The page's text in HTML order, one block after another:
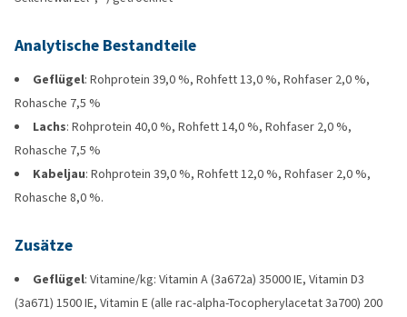
Analytische Bestandteile
Geflügel: Rohprotein 39,0 %, Rohfett 13,0 %, Rohfaser 2,0 %,
Rohasche 7,5 %
Lachs: Rohprotein 40,0 %, Rohfett 14,0 %, Rohfaser 2,0 %,
Rohasche 7,5 %
Kabeljau: Rohprotein 39,0 %, Rohfett 12,0 %, Rohfaser 2,0 %,
Rohasche 8,0 %.
Zusätze
Geflügel: Vitamine/kg: Vitamin A (3a672a) 35000 IE, Vitamin D3
(3a671) 1500 IE, Vitamin E (alle rac-alpha-Tocopherylacetat 3a700) 200